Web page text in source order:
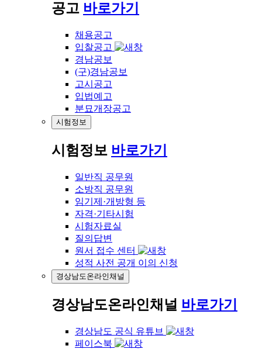
공고 바로가기
채용공고
입찰공고
경남공보
(구)경남공보
고시공고
입법예고
분묘개장공고
시험정보
시험정보 바로가기
일반직 공무원
소방직 공무원
임기제·개방형 등
자격·기타시험
시험자료실
질의답변
원서 접수 센터
성적 사전 공개 이의 신청
경상남도온라인채널
경상남도온라인채널 바로가기
경상남도 공식 유튜브
페이스북